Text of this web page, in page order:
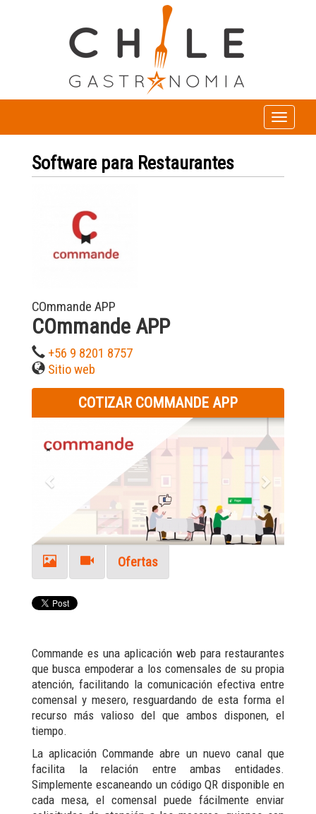
Toggle
navigation
Software para Restaurantes
COmmande APP
COmmande APP
+56 9 8201 8757
Sitio web
COTIZAR COMMANDE APP
Next
Ofertas
Commande es una aplicación web para restaurantes
que busca empoderar a los comensales de su propia
atención, facilitando la comunicación efectiva entre
comensal y mesero, resguardando de esta forma el
recurso más valioso del que ambos disponen, el
tiempo.
La aplicación Commande abre un nuevo canal que
facilita la relación entre ambas entidades.
Simplemente escaneando un código QR disponible en
cada mesa, el comensal puede fácilmente enviar